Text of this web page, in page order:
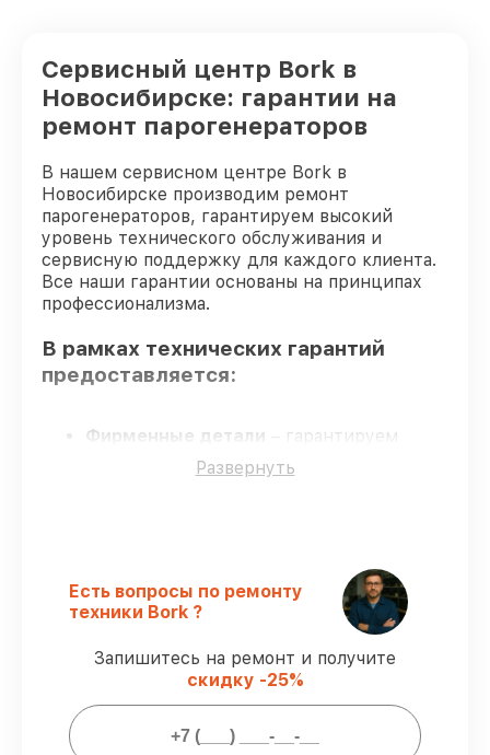
Сервисный центр Bork в
Новосибирске: гарантии на
ремонт парогенераторов
В нашем сервисном центре Bork в
Новосибирске производим ремонт
парогенераторов, гарантируем высокий
уровень технического обслуживания и
сервисную поддержку для каждого клиента.
Все наши гарантии основаны на принципах
профессионализма.
В рамках технических гарантий
предоставляется:
Фирменные детали – гарантируем
только подлинные детали для
парогенераторов.
гарантируем завершение сервиса без
задержек.
– официальная
гарантия на все виды работ.
Гарантии сервиса на обслуживание
парогенераторов:
Развернуть
Есть вопросы по ремонту
техники Bork ?
Запишитесь на ремонт и получите
скидку -25%